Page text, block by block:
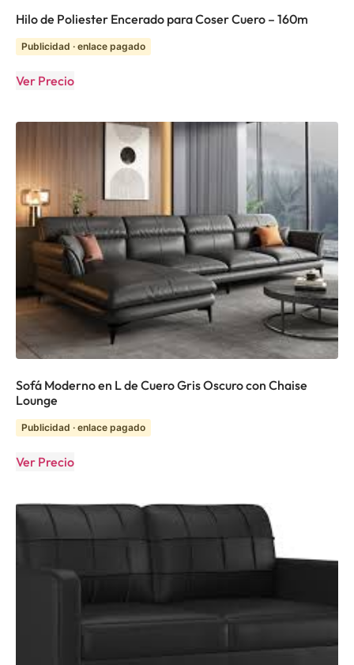
Hilo de Poliester Encerado para Coser Cuero – 160m
Publicidad · enlace pagado
Ver Precio
Sofá Moderno en L de Cuero Gris Oscuro con Chaise
Lounge
Publicidad · enlace pagado
Ver Precio